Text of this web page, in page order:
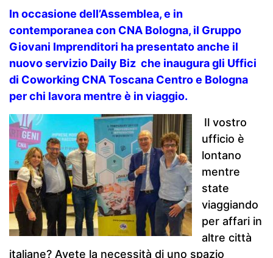
In occasione dell’Assemblea, e in
contemporanea con CNA Bologna, il Gruppo
Giovani Imprenditori ha presentato anche il
nuovo servizio Daily Biz che inaugura gli Uffici
di Coworking CNA Toscana Centro e Bologna
per chi lavora mentre è in viaggio.
Il vostro
ufficio è
lontano
mentre
state
viaggiando
per affari in
altre città
italiane? Avete la necessità di uno spazio